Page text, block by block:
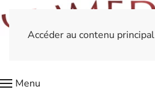
Accéder au contenu principal
Menu